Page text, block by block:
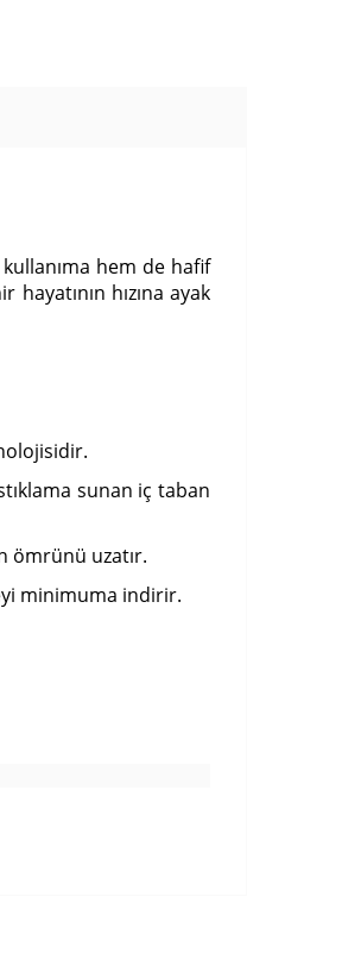
hem de hafif
hızına ayak
sunan iç taban
ömrünü uzatır.
minimuma indirir.